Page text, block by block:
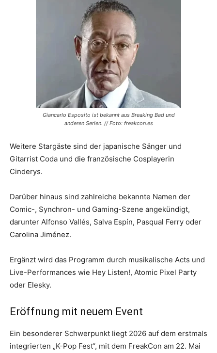
Giancarlo Esposito ist bekannt aus Breaking Bad und
anderen Serien. // Foto: freakcon.es
Weitere Stargäste sind der japanische Sänger und
Gitarrist Coda und die französische Cosplayerin
Cinderys.
Darüber hinaus sind zahlreiche bekannte Namen der
Comic-, Synchron- und Gaming-Szene angekündigt,
darunter Alfonso Vallés, Salva Espín, Pasqual Ferry oder
Carolina Jiménez.
Ergänzt wird das Programm durch musikalische Acts und
Live-Performances wie Hey Listen!, Atomic Pixel Party
oder Elesky.
Eröffnung mit neuem Event
Ein besonderer Schwerpunkt liegt 2026 auf dem erstmals
integrierten „K-Pop Fest“, mit dem FreakCon am 22. Mai